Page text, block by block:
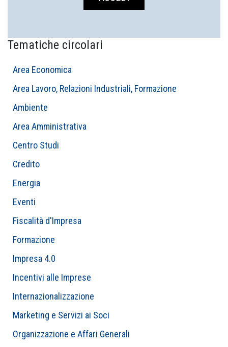
Tematiche circolari
Area Economica
Area Lavoro, Relazioni Industriali, Formazione
Ambiente
Area Amministrativa
Centro Studi
Credito
Energia
Eventi
Fiscalità d'Impresa
Formazione
Impresa 4.0
Incentivi alle Imprese
Internazionalizzazione
Marketing e Servizi ai Soci
Organizzazione e Affari Generali